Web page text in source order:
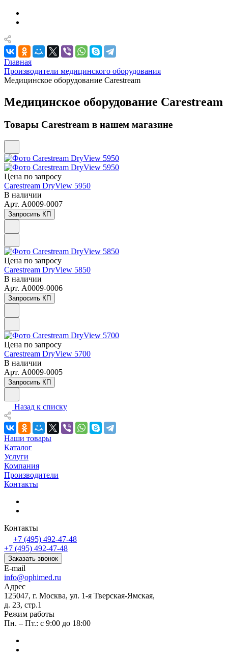
Главная
Производители медицинского оборудования
Медицинское оборудование Carestream
Медицинское оборудование Carestream
Товары Carestream в нашем магазине
Цена по запросу
Carestream DryView 5950
В наличии
Арт. A0009-0007
Запросить КП
Цена по запросу
Carestream DryView 5850
В наличии
Арт. A0009-0006
Запросить КП
Цена по запросу
Carestream DryView 5700
В наличии
Арт. A0009-0005
Запросить КП
Назад к списку
Наши товары
Каталог
Услуги
Компания
Производители
Контакты
Контакты
+7 (495) 492-47-48
+7 (495) 492-47-48
Заказать звонок
E-mail
info@ophimed.ru
Адрес
125047, г. Москва, ул. 1-я Тверская-Ямская,
д. 23, стр.1
Режим работы
Пн. – Пт.: с 9:00 до 18:00